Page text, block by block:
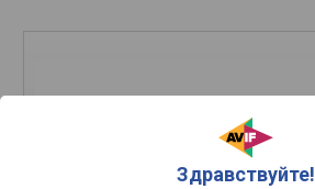
Здравствуйте!
Апр, 2026